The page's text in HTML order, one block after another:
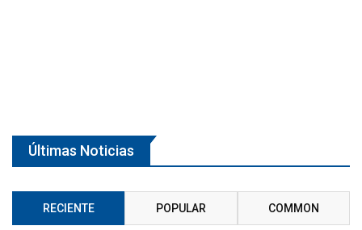
Últimas Noticias
RECIENTE POPULAR COMMON